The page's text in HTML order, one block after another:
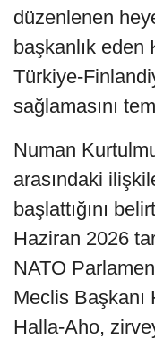
düzenlenen
başkanlık eden
Türkiye-
sağlamasını
Numan
arasındaki
başlattığını
Haziran 2026
NATO
Meclis Başkanı
Halla-Aho,